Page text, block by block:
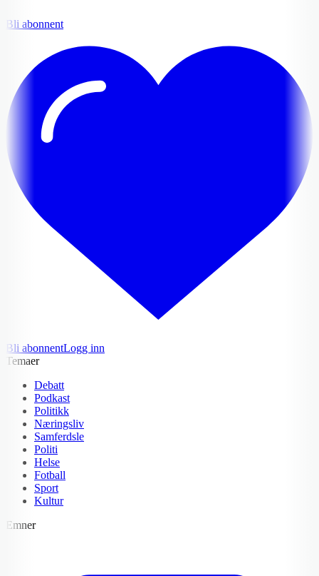
Bli abonnent
Bli abonnentLogg inn
Temaer
Debatt
Podkast
Politikk
Næringsliv
Samferdsle
Politi
Helse
Fotball
Sport
Kultur
Emner